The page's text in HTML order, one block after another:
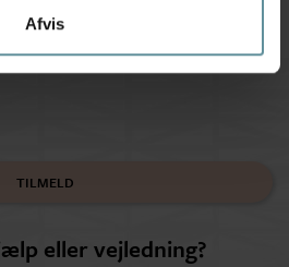
Afvis
TILMELD
eller vejledning?